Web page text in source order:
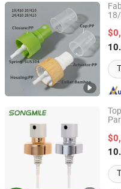
YUYAO NUOBANG
Zhejiang, China
NINGBO SONGMILE
Zhejiang, China